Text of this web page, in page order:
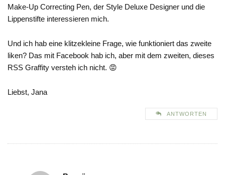
Make-Up Correcting Pen, der Style Deluxe Designer und die
Lippenstifte interessieren mich.
Und ich hab eine klitzekleine Frage, wie funktioniert das zweite
liken? Das mit Facebook hab ich, aber mit dem zweiten, dieses
RSS Graffity versteh ich nicht. 😡
Liebst, Jana
ANTWORTEN